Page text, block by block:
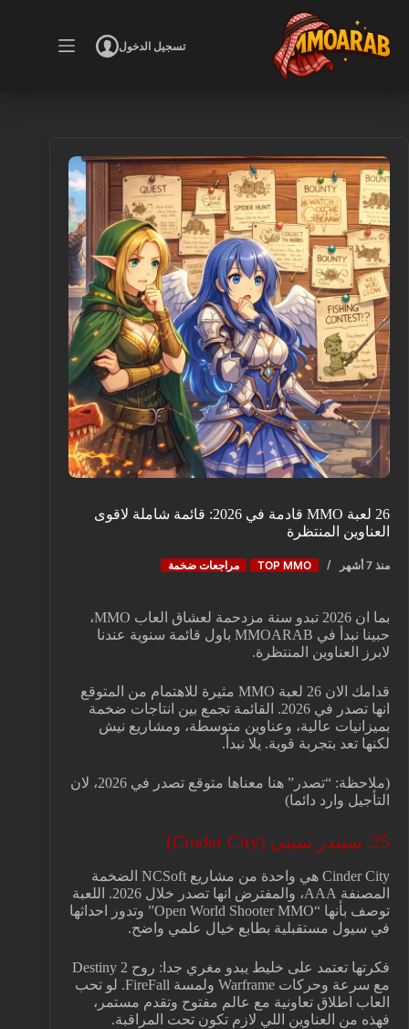
المحتوى
تسجيل الدخول
26 لعبة MMO قادمة في 2026: قائمة شاملة لاقوى
العناوين المنتظرة
منذ 7 أشهر TOP MMO مراجعات ضخمة
بما ان 2026 تبدو سنة مزدحمة لعشاق العاب MMO،
حبينا نبدأ في MMOARAB باول قائمة سنوية عندنا
لابرز العناوين المنتظرة.
قدامك الان 26 لعبة MMO مثيرة للاهتمام من المتوقع
انها تصدر في 2026. القائمة تجمع بين انتاجات ضخمة
بميزانيات عالية، وعناوين متوسطة، ومشاريع نيش
لكنها تعد بتجربة قوية. يلا نبدأ.
(ملاحظة: “تصدر” هنا معناها متوقع تصدر في 2026، لان
التأجيل وارد دائما)
25. سيندر سيتي (Cinder City)
Cinder City هي واحدة من مشاريع NCSoft الضخمة
المصنفة AAA، والمفترض انها تصدر خلال 2026. اللعبة
توصف بأنها “Open World Shooter MMO” وتدور احداثها
في سيول مستقبلية بطابع خيال علمي واضح.
فكرتها تعتمد على خليط يبدو مغري جدا: روح Destiny 2
مع سرعة وحركات Warframe ولمسة FireFall. لو تحب
العاب اطلاق تعاونية مع عالم مفتوح وتقدم مستمر،
فهذه من العناوين اللي لازم تكون تحت المراقبة.